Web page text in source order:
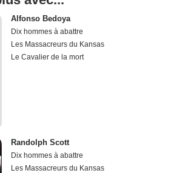
Alfonso Bedoya
Dix hommes à abattre
Les Massacreurs du Kansas
Le Cavalier de la mort
Randolph Scott
Dix hommes à abattre
Les Massacreurs du Kansas